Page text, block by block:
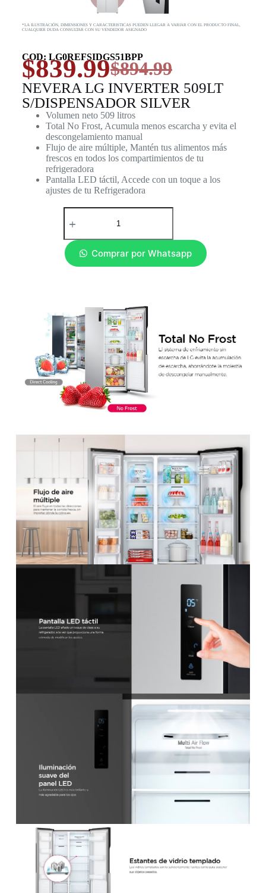
*LA ILUSTRACIÓN, DIMENSIONES Y CARACTERISTICAS PUEDEN LLEGAR A VARIAR CON EL PRODUCTO FINAL,
CUALQUIER DUDA CONSULTAR CON SU VENDEDOR ASIGNADO
COD: LG0REFSIDGS51BPP
$894.99
$839.99
NEVERA LG INVERTER 509LT
S/DISPENSADOR SILVER
Volumen neto 509 litros
Total No Frost, Acumula menos escarcha y evita el
descongelamiento manual
Flujo de aire múltiple, Mantén tus alimentos más
frescos en todos los compartimientos de tu
refrigeradora
Pantalla LED táctil, Accede con un toque a los
ajustes de tu Refrigeradora
Comprar por Whatsapp